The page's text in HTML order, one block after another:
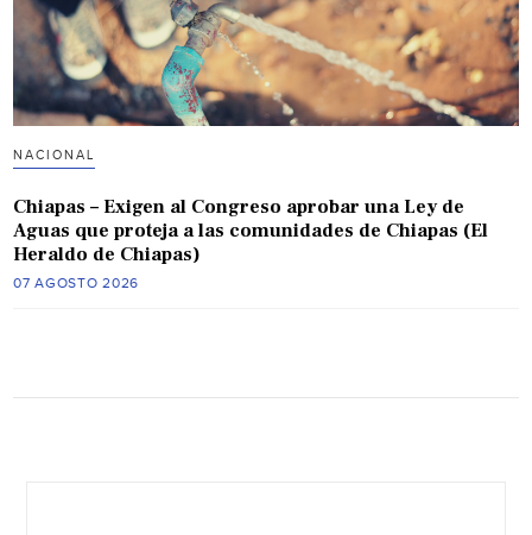
NACIONAL
Chiapas – Exigen al Congreso aprobar una Ley de
Aguas que proteja a las comunidades de Chiapas (El
Heraldo de Chiapas)
07 AGOSTO 2026